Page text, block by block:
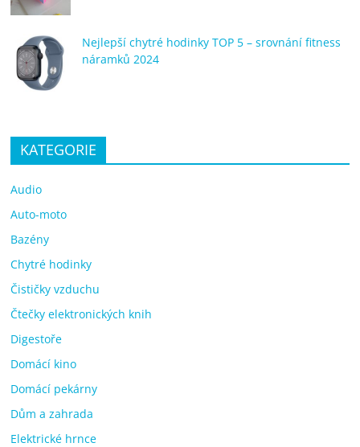
Nejlepší chytré hodinky TOP 5 – srovnání fitness
náramků 2024
KATEGORIE
Audio
Auto-moto
Bazény
Chytré hodinky
Čističky vzduchu
Čtečky elektronických knih
Digestoře
Domácí kino
Domácí pekárny
Dům a zahrada
Elektrické hrnce